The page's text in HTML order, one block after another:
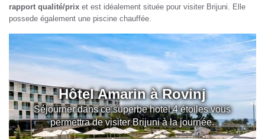
rapport qualité/prix et est idéalement située pour visiter Brijuni. Elle
possede également une piscine chauffée.
Hôtel Amarin à Rovinj
Séjourner dans ce superbe hotel 4 étoiles vous
permettra de visiter Brijuni à la journée.